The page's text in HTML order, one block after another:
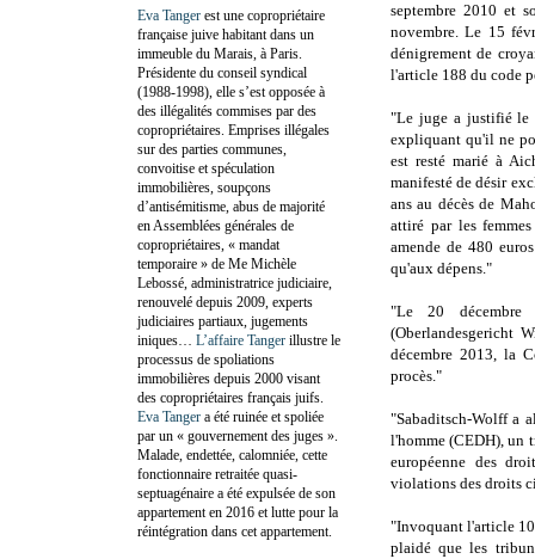
septembre 2010 et
novembre. Le 15
dénigrement de
l'article 188 du code
"Le juge a justifié le
expliquant qu'il ne
est resté marié à
manifesté de désir
ans au décès de
attiré par les
amende de 480
qu'aux dépens."
"Le 20
(Oberlandesgericht
décembre 2013, la
procès."
"Sabaditsch-Wolff a
l'homme (CEDH), un
européenne des
violations des droits
"Invoquant l'article
plaidé que les
Eva Tanger est une copropriétaire
française juive habitant dans un
immeuble du Marais, à Paris.
Présidente du conseil syndical
(1988-1998), elle s’est opposée à
des illégalités commises par des
copropriétaires. Emprises illégales
sur des parties communes,
convoitise et spéculation
immobilières, soupçons
d’antisémitisme, abus de majorité
en Assemblées générales de
copropriétaires, « mandat
temporaire » de Me Michèle
Lebossé, administratrice judiciaire,
renouvelé depuis 2009, experts
judiciaires partiaux, jugements
iniques… L’affaire Tanger illustre le
processus de spoliations
immobilières depuis 2000 visant
des copropriétaires français juifs.
Eva Tanger a été ruinée et spoliée
par un « gouvernement des juges ».
Malade, endettée, calomniée, cette
fonctionnaire retraitée quasi-
septuagénaire a été expulsée de son
appartement en 2016 et lutte pour la
réintégration dans cet appartement.